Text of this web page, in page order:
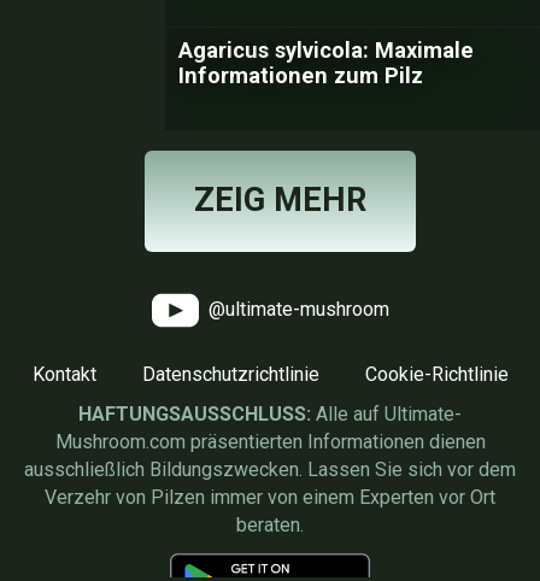
Agaricus sylvicola: Maximale
Informationen zum Pilz
ZEIG MEHR
@ultimate-mushroom
Kontakt Datenschutzrichtlinie
Cookie-Richtlinie
HAFTUNGSAUSSCHLUSS: Alle auf Ultimate-
Mushroom.com präsentierten Informationen dienen
ausschließlich Bildungszwecken. Lassen Sie sich vor dem
Verzehr von Pilzen immer von einem Experten vor Ort
beraten.